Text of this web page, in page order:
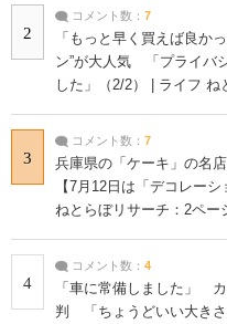
2
コメント数： 7
「もっと早く買えば良か
ン”が大人気 「プライバ
した」（2/2） | ライフ ね
3
コメント数： 7
兵庫県の「ケーキ」の名
【7月12日は「デコレー
ねとらぼリサーチ：2ペー
4
コメント数： 4
「車に常備しました」
判 「ちょうどいい大きさ